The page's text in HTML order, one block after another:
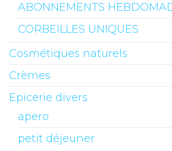
ABONNEMENTS
CORBEILLES UNIQUES
Cosmétiques naturels
Crèmes
Epicerie divers
apero
petit déjeuner